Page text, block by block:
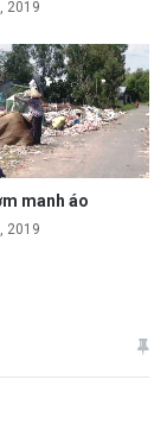
2019
manh áo
2019